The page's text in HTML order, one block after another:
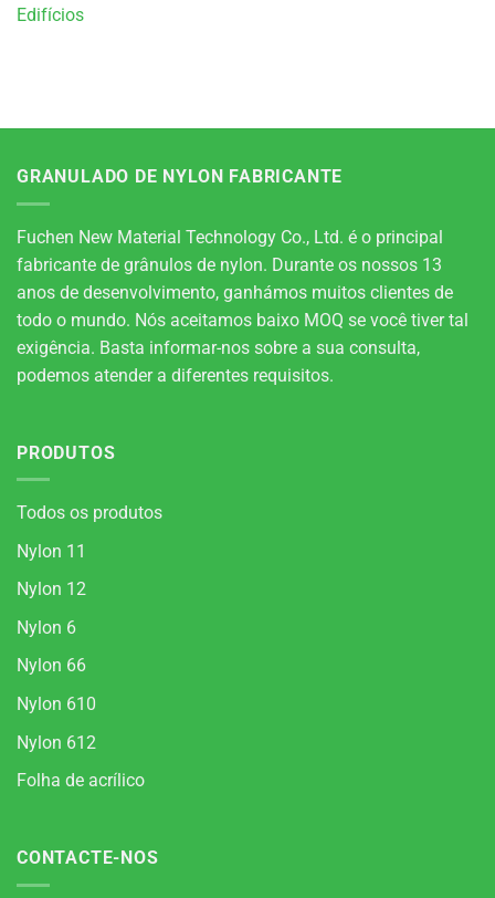
Edifícios
GRANULADO DE NYLON FABRICANTE
Fuchen New Material Technology Co., Ltd. é o principal
fabricante de grânulos de nylon. Durante os nossos 13
anos de desenvolvimento, ganhámos muitos clientes de
todo o mundo. Nós aceitamos baixo MOQ se você tiver tal
exigência. Basta informar-nos sobre a sua consulta,
podemos atender a diferentes requisitos.
PRODUTOS
Todos os produtos
Nylon 11
Nylon 12
Nylon 6
Nylon 66
Nylon 610
Nylon 612
Folha de acrílico
CONTACTE-NOS